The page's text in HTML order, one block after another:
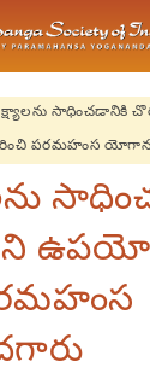
సాధించడానికి
పరమహంస